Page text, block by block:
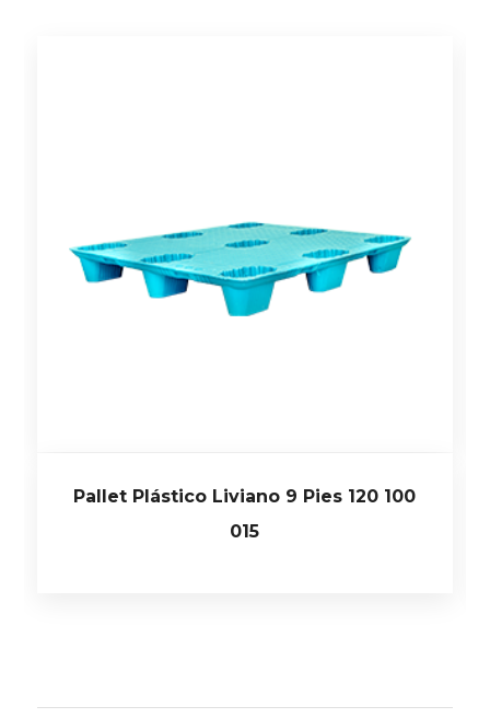
Pallet Plástico Liviano 9 Pies 120 100
015